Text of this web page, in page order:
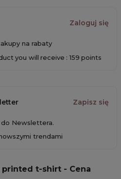
Zaloguj się
na rabaty
you will receive : 159 points
Zapisz się
do Newslettera.
trendami
t-shirt - Cena